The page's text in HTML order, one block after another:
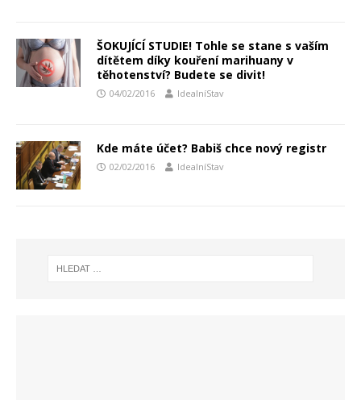
ŠOKUJÍCÍ STUDIE! Tohle se stane s vaším
dítětem díky kouření marihuany v
těhotenství? Budete se divit!
04/02/2016 IdealníStav
Kde máte účet? Babiš chce nový registr
02/02/2016 IdealníStav